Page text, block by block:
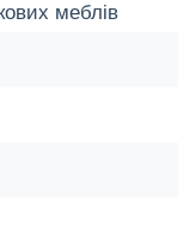
меблів